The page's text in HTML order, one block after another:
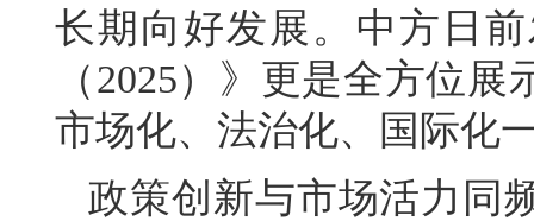
长期向好发展。中方日
（2025）》更是全方位
市场化、法治化、国际化
政策创新与市场活力同